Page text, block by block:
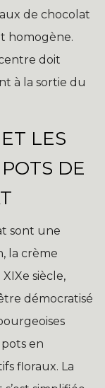
de chocolat
homogène.
doit
à la sortie du
LES
DE
sont une
la crème
siècle,
démocratisé
en
floraux. La